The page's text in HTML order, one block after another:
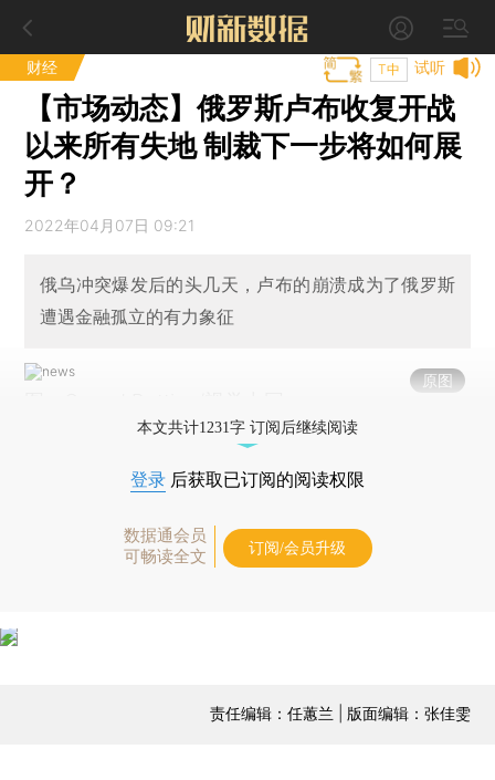
财经 试听
T中
【市场动态】俄罗斯卢布收复开战
以来所有失地 制裁下一步将如何展
开？
2022年04月07日 09:21
俄乌冲突爆发后的头几天，卢布的崩溃成为了俄罗斯
遭遇金融孤立的有力象征
原图
本文共计1231字 订阅后继续阅读
登录 后获取已订阅的阅读权限
数据通会员
可畅读全文
订阅/会员升级
责任编辑：任蕙兰 | 版面编辑：张佳雯